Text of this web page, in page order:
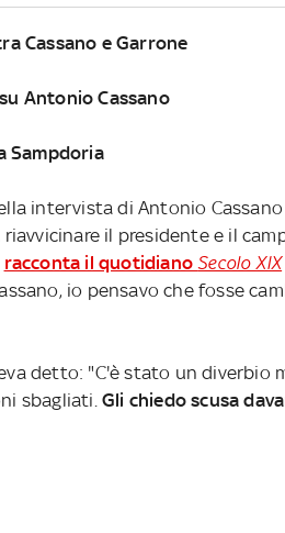
Cassano e Garrone
Antonio Cassano
Sampdoria
intervista di Antonio Cassano
il presidente e il
racconta il quotidianoSecolo XIX
io pensavo che fosse
detto: "C'è stato un diverbio
sbagliati. Gli chiedo scusa